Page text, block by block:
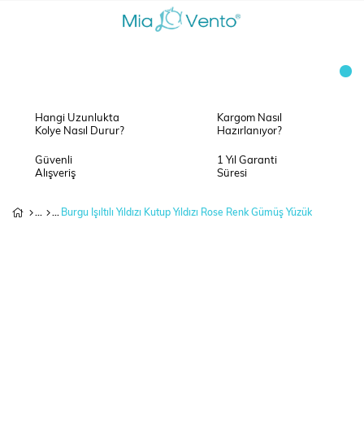
Hangi Uzunlukta
Kolye Nasıl Durur?
Kargom Nasıl
Hazırlanıyor?
Güvenli
Alışveriş
1 Yıl Garanti
Süresi
Burgu Işıltılı Yıldızı Kutup Yıldızı Rose Renk Gümüş Yüzük